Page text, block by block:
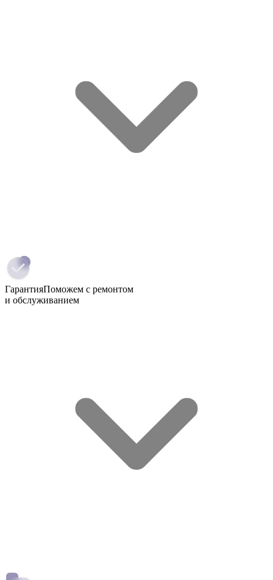
ГарантияПоможем с ремонтом
и обслуживанием